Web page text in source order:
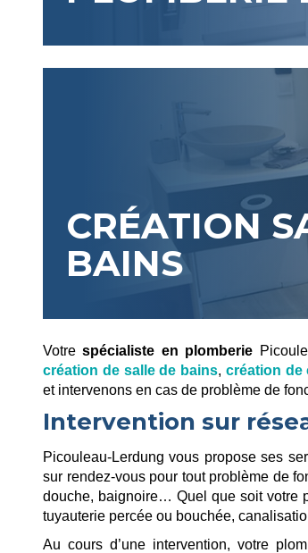
CRÉATION
BAINS
Votrespécialiste en plomberie
création de salle de bains, création de
et intervenons en cas de problème de
Intervention sur
Picouleau-Lerdung vous propose ses
sur rendez-vous pour tout problème de
douche, baignoire… Quel que soit votre
tuyauterie percée ou bouchée,
Au cours d’une intervention, votre